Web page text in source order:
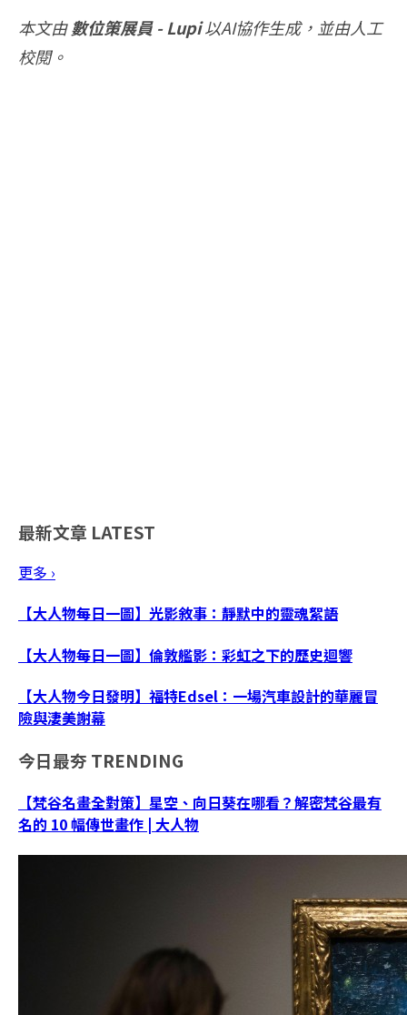
本文由數位策展員 - Lupi以AI協作生成，並由人工
校閱。
最新文章 LATEST
更多 ›
【大人物每日一圖】光影敘事：靜默中的靈魂絮語
【大人物每日一圖】倫敦艦影：彩虹之下的歷史迴響
【大人物今日發明】福特Edsel：一場汽車設計的華麗冒
險與淒美謝幕
今日最夯 TRENDING
【梵谷名畫全對策】星空、向日葵在哪看？解密梵谷最有
名的 10 幅傳世畫作 | 大人物